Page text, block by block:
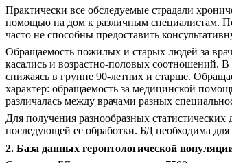
Практически все обследуемые страдали
помощью на дом к различным специалистам.
часто не способны предоставить
Обращаемость пожилых и старых людей за
касались и возрастно-половых соотношений.
снижаясь в группе 90-летних и старше.
характер: обращаемость за медицинской
различалась между врачами разных
Для получения разнообразных
последующей ее обработки. БД необходима
2. База данных геронтологической